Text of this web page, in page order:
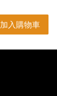
加入購物車